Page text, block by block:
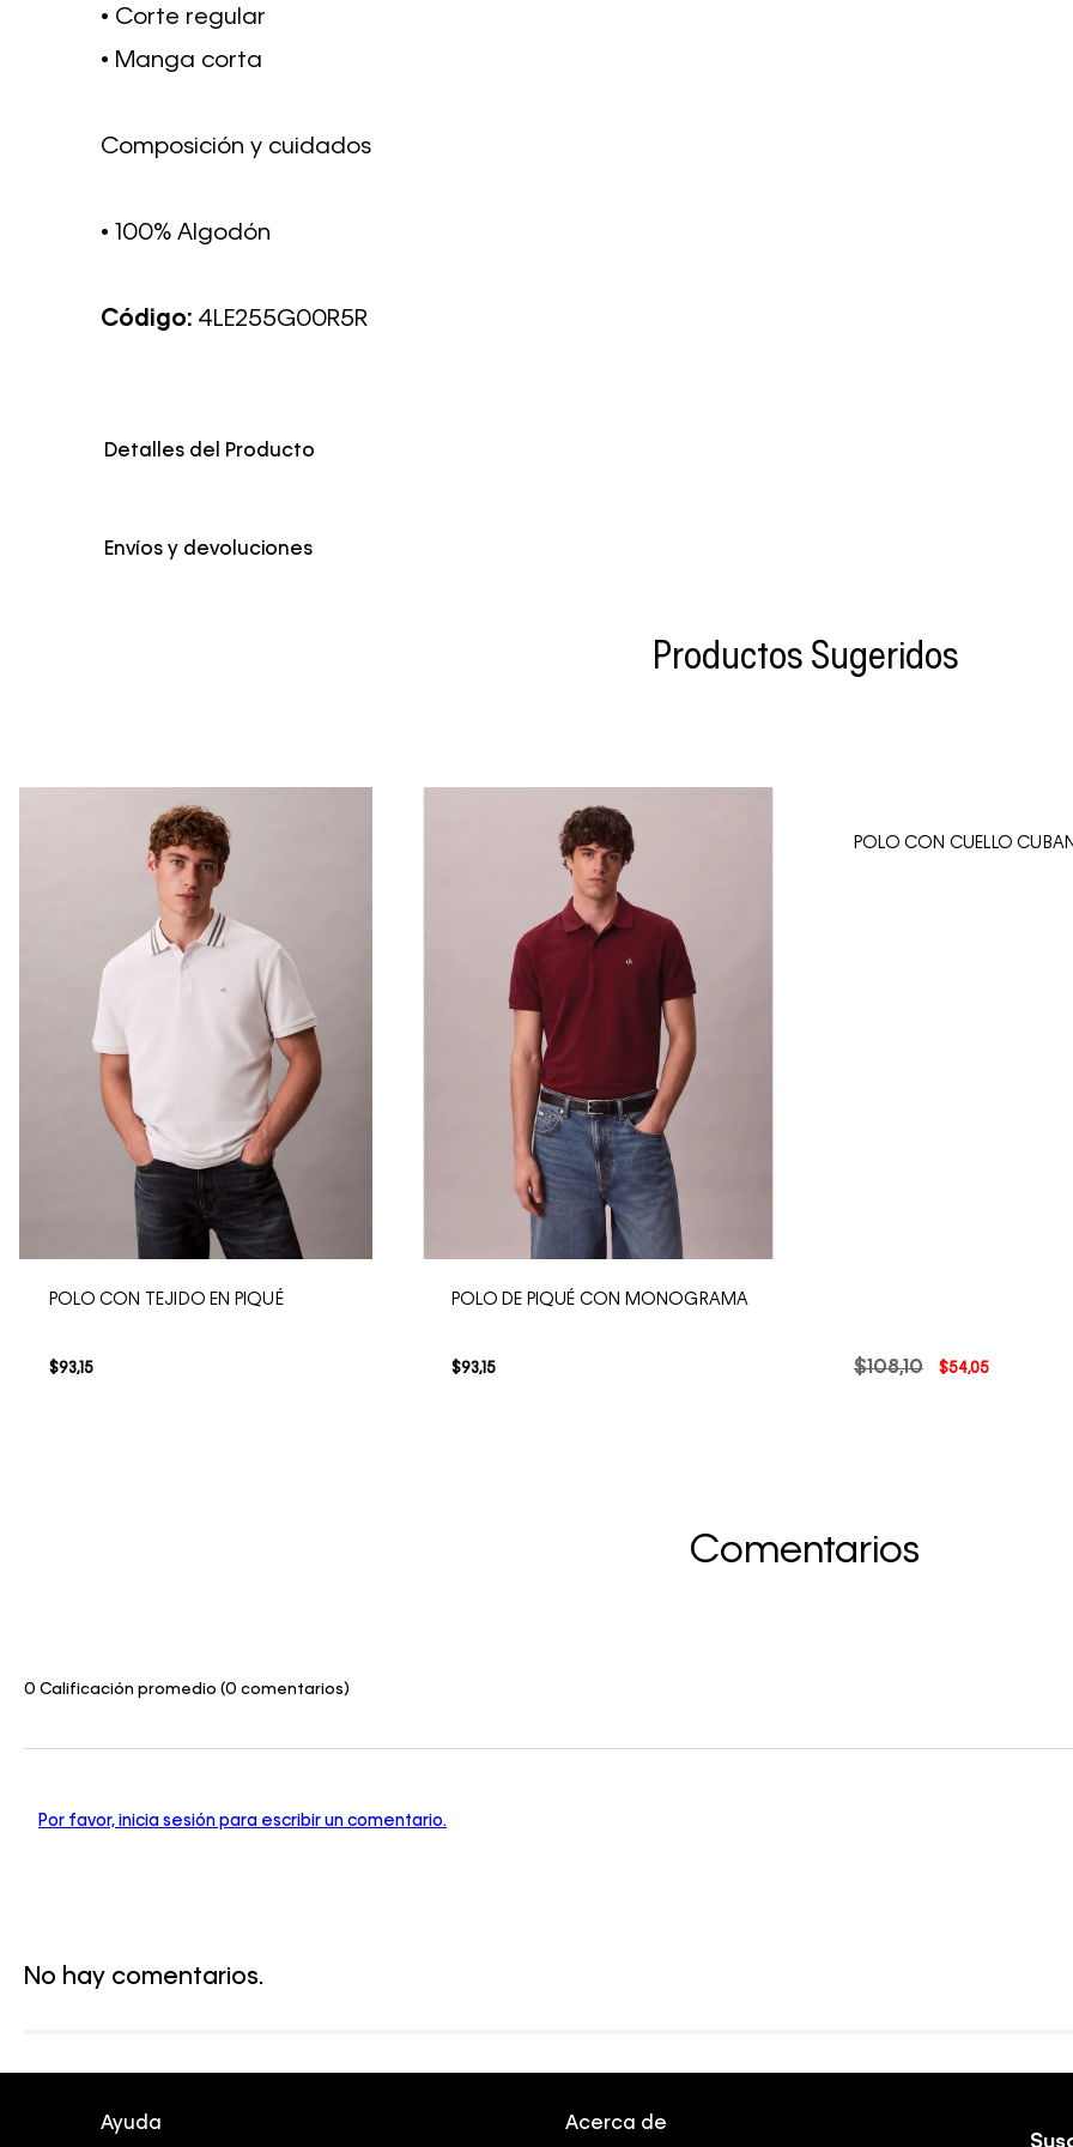
• Corte regular
• Manga corta
Composición y cuidados
• 100% Algodón
Código: 4LE255G00R5R
Detalles del Producto
Envíos y devoluciones
Productos Sugeridos
POLO CON TEJIDO EN PIQUÉ
$93,15
POLO DE PIQUÉ CON MONOGRAMA
$93,15
POLO CON CUELLO
$108,10 $54,05
Comentarios
0 Calificación promedio (0 comentarios)
Por favor, inicia sesión para escribir un comentario.
No hay comentarios.
Ayuda Acerca de